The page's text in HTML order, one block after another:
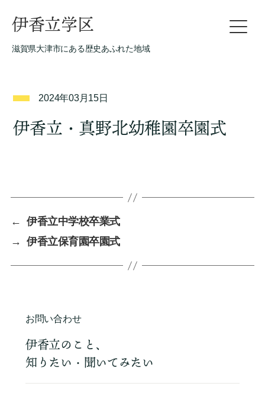
伊香立学区
滋賀県大津市にある歴史あふれた地域
2024年03月15日
伊香立・真野北幼稚園卒園式
←
伊香立中学校卒業式
→
伊香立保育園卒園式
お問い合わせ
伊香立のこと、
知りたい・聞いてみたい